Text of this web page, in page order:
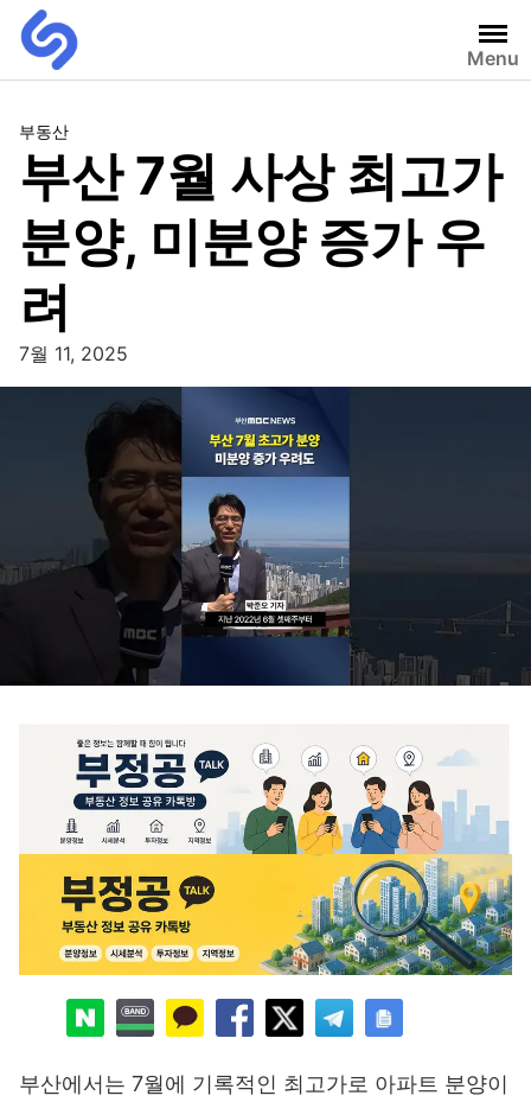
Menu
부동산
부산 7월 사상 최고가
분양, 미분양 증가 우
려
7월 11, 2025
부산에서는 7월에 기록적인 최고가로 아파트 분양이